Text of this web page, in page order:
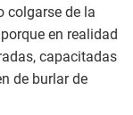
colgarse de la
en realidad
capacitadas
de burlar de